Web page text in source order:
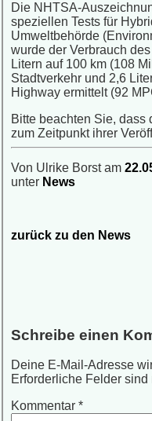
Die NHTSA-
speziellen Tests für
Umweltbehörde
wurde der Verbrauch
Litern auf 100 km (108
Stadtverkehr und 2,6
Highway ermittelt (92
Bitte beachten Sie,
zum Zeitpunkt ihrer
Von Ulrike Borst am
unter News
zurück zu den News
Schreibe einen
Deine E-Mail-Adresse
Erforderliche Felder sind
Kommentar *